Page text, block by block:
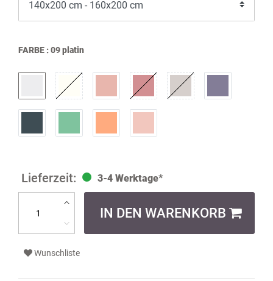
FARBE :09 platin
3-4 Werktage*
IN DEN WARENKORB
Wunschliste